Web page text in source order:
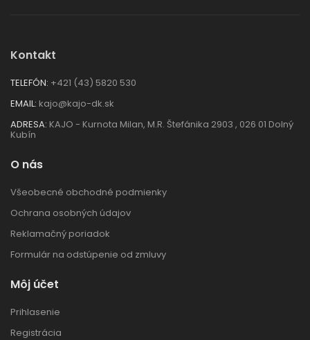
Kontakt
TELEFÓN: +421 (43) 5820 530
EMAIL: kajo@kajo-dk.sk
ADRESA: KAJO - Kurnota Milan, M.R. Štefánika 2903 , 026 01 Dolný
Kubín
O nás
Všeobecné obchodné podmienky
Ochrana osobných údajov
Reklamačný poriadok
Formulár na odstúpenie od zmluvy
Môj účet
Prihlasenie
Registrácia